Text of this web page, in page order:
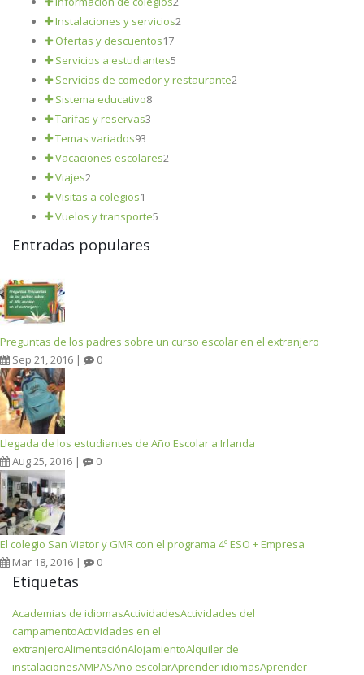
Instalaciones y servicios2
Ofertas y descuentos17
Servicios a estudiantes5
Servicios de comedor y restaurante2
Sistema educativo8
Tarifas y reservas3
Temas variados93
Vacaciones escolares2
Viajes2
Visitas a colegios1
Vuelos y transporte5
Entradas populares
Preguntas de los padres sobre un curso escolar en el extranjero
Sep 21, 2016 |
0
Llegada de los estudiantes de Año Escolar a Irlanda
Aug 25, 2016 |
0
El colegio San Viator y GMR con el programa 4º ESO + Empresa
Mar 18, 2016 |
0
Etiquetas
Academias de idiomasActividadesActividades del
campamentoActividades en el
extranjeroAlimentaciónAlojamientoAlquiler de
instalacionesAMPASAño escolarAprender idiomasAprender